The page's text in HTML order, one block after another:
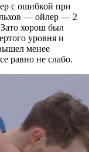
с ошибкой при
— ойлер — 2
хорош был
уровня и
менее
равно не слабо.